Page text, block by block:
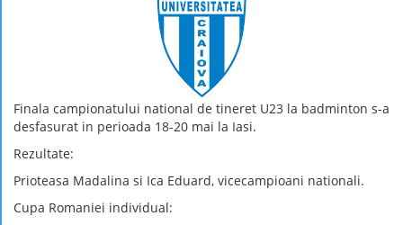
Finala campionatului national de tineret U23 la badminton s-a
desfasurat in perioada 18-20 mai la Iasi.
Rezultate:
Prioteasa Madalina si Ica Eduard, vicecampioani nationali.
Cupa Romaniei individual: